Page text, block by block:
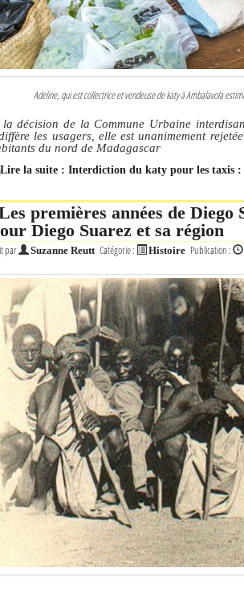
Adeline, qui est collectrice et vendeuse de katy à Ambalavola
la décision de la Commune Urbaine
les usagers, elle est unanimement
du nord de Madagascar
Lire la suite : Interdiction du katy pour les taxis :
premières années de
Diego Suarez et sa région
par Suzanne Reutt Catégorie : Histoire Publication :